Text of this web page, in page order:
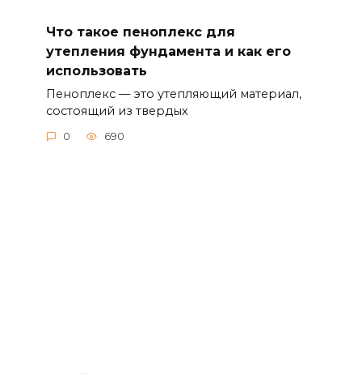
Что такое пеноплекс для
утепления фундамента и как его
использовать
Пеноплекс — это утепляющий материал,
состоящий из твердых
0 690